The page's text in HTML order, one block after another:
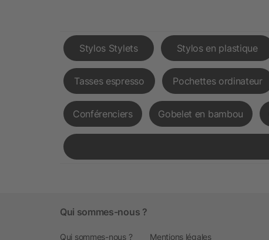
Stylos Stylets Stylos en plastique
Tasses espresso Pochettes ordinateur
Conférenciers Gobelet en bambou
Qui sommes-nous ?
Qui sommes-nous ? Mentions légales